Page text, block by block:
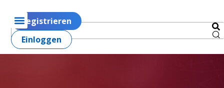
Registrieren
Einloggen